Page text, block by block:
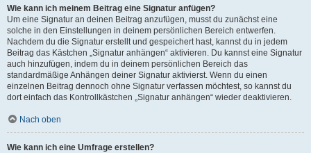
Wie kann ich meinem Beitrag eine Signatur anfügen?
Um eine Signatur an deinen Beitrag anzufügen, musst du zunächst eine
solche in den Einstellungen in deinem persönlichen Bereich entwerfen.
Nachdem du die Signatur erstellt und gespeichert hast, kannst du in jedem
Beitrag das Kästchen „Signatur anhängen“ aktivieren. Du kannst eine Signatur
auch hinzufügen, indem du in deinem persönlichen Bereich das
standardmäßige Anhängen deiner Signatur aktivierst. Wenn du einen
einzelnen Beitrag dennoch ohne Signatur verfassen möchtest, so kannst du
dort einfach das Kontrollkästchen „Signatur anhängen“ wieder deaktivieren.
Nach oben
Wie kann ich eine Umfrage erstellen?